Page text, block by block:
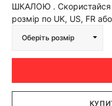
ШКАЛОЮ . Скористайся
розмір по UK, US, FR
Оберіть розмір